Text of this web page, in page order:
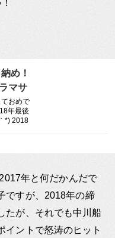
め！
マサ
おめで
年最後
*) 2018
年と何だかんだで
ですが、2018年の締
たが、それでも中川船
イントで怒涛のヒット